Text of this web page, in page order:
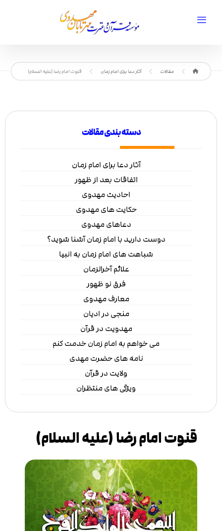
مقالات آثار دعا برای امام زمان قنوت امام رضا (علیه السلام)
دسته بندی مقالات
آثار دعا برای امام زمان
اتفاقات بعد از ظهور
احادیث مهدوی
حکایت های مهدوی
دعاهای مهدوی
دوست دارید با امام زمان آشنا شوید؟
شباهت های امام زمان به انبیا
علائم آخرالزمان
فرق نو ظهور
معارف مهدوی
منجی در ادیان
مهدویت در قرآن
می خواهم به امام زمان خدمت کنم
نامه های حضرت مهدی
ولایت در قرآن
ویژگی های منتظران
قنوت امام رضا (علیه السلام)